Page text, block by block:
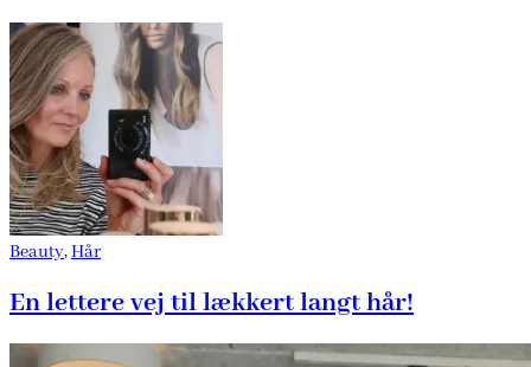
Beauty,Hår
En lettere vej til lækkert langt hår!